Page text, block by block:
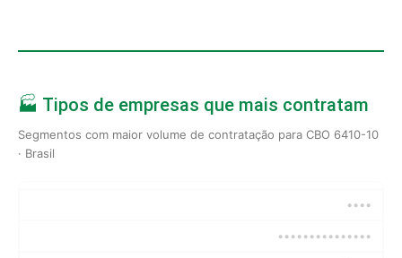
🏭 Tipos de empresas que mais contratam
Segmentos com maior volume de contratação para CBO 6410-10
· Brasil
••••
•••••••••••••••